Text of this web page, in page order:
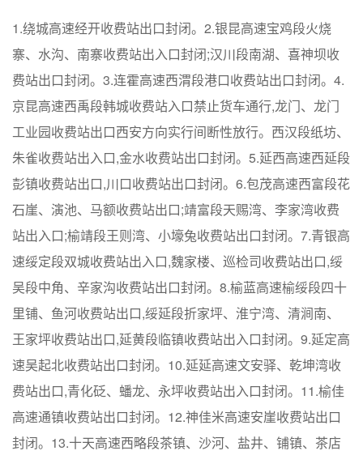
1.绕城高速经开收费站出口封闭。2.银昆高速宝鸡段火烧
寨、水沟、南寨收费站出入口封闭;汉川段南湖、喜神坝收
费站出口封闭。3.连霍高速西渭段港口收费站出口封闭。4.
京昆高速西禹段韩城收费站入口禁止货车通行,龙门、龙门
工业园收费站出口西安方向实行间断性放行。西汉段纸坊、
朱雀收费站出入口,金水收费站出口封闭。5.延西高速西延段
彭镇收费站出口,川口收费站出口封闭。6.包茂高速西富段花
石崖、演池、马额收费站出口;靖富段天赐湾、李家湾收费
站出入口;榆靖段王则湾、小壕兔收费站出口封闭。7.青银高
速绥定段双城收费站出入口,魏家楼、巡检司收费站出口,绥
吴段中角、辛家沟收费站出口封闭。8.榆蓝高速榆绥段四十
里铺、鱼河收费站出口,绥延段折家坪、淮宁湾、清涧南、
王家坪收费站出口,延黄段临镇收费站出入口封闭。9.延定高
速吴起北收费站出口封闭。10.延延高速文安驿、乾坤湾收
费站出口,青化砭、蟠龙、永坪收费站出入口封闭。11.榆佳
高速通镇收费站出口封闭。12.神佳米高速安崖收费站出口
封闭。13.十天高速西略段茶镇、沙河、盐井、铺镇、茶店